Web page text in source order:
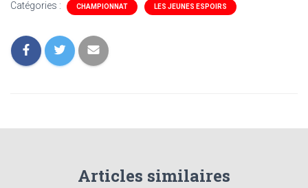
Catégories : CHAMPIONNAT LES JEUNES ESPOIRS
Articles similaires